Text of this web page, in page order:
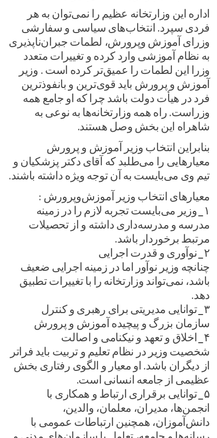
اداره این وزارتخانه عظیم را نمی‌توان به هر
فردی سپرد. انتخاب‌های سیاسی و سفارشی
وزرای آموزش وپرورش، لطمات جبران‌ناپذیری
به نظام آموزشی وارد کرده و تغییرات متعدد
وزرا این لطمات را عمیق‌تر کرده است . وزیر
آموزش و پرورش باید قوی‌ترین و بانفوذ‌ترین
فرد در هیأت دولت باشد چرا که او جامع همه
وزراست. راه همه وزارتخانه‌ها به نوعی به
شاهراه این بخش وصل هستند.
بنابراین انتخاب وزیر آموزش و پرورش
معیارهایی را می‌طلبد که آقای دکتر پزشکیان و
تیم وی می‌بایست به آن توجه ویژه داشته باشند.
معیارهای انتخاب وزیر آموزش‌و‌پرورش :
۱_وزیر می‌بایست تجربه لازم را در زمینه
مدرسه و مدرسه‌داری داشته و از تحصیلات
مرتبط برخوردار باشد.
۲_نوآوری و قدرت اجرایی
چنانچه وزیر نوآور اما در زمینه اجرایی ضعیف
باشد، نمی‌تواند وزارتخانه را با تغییرات تطبیق
دهد.
۳_توانایی مدیریتی برای رهبری و کنترل
سازمان بزرگ و پیچیده آموزش و پرورش
۴_اخلاق و تعهد و نیکنامی و اصالت
شخصیت وزیر در نظام تعلیم و تربیت باید فراتر
از دیگران باشد. او معیار و الگوی رفتاری بخش
عظیمی از جامعه انسانی ‌است.
۵_توانایی برقراری ارتباط و همکاری با
انجمن‌ها، مدیران، معلمان، والدین،
دانش‌آموزان، همچنین ارتباطات عمومی با